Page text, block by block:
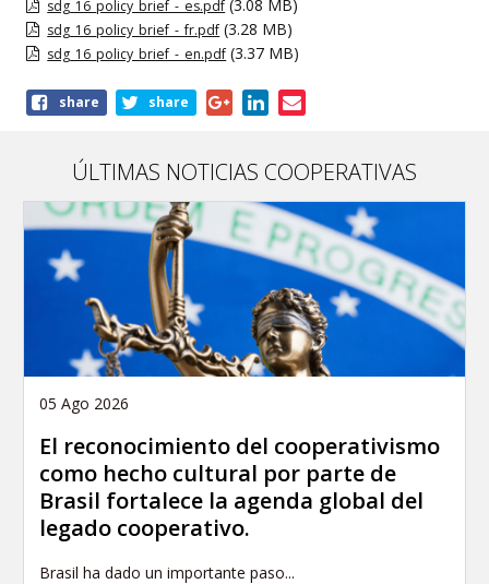
sdg_16_policy_brief_-_es.pdf (3.08 MB)
sdg_16_policy_brief_-_fr.pdf (3.28 MB)
sdg_16_policy_brief_-_en.pdf (3.37 MB)
Shareshare share
ÚLTIMAS NOTICIAS COOPERATIVAS
05 Ago 2026
El reconocimiento del cooperativismo
como hecho cultural por parte de
Brasil fortalece la agenda global del
legado cooperativo.
Brasil ha dado un importante paso...